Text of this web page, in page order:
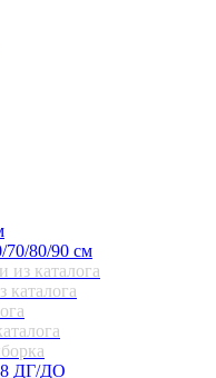
70/80/90 см
из каталога
каталога
ДГ/ДО